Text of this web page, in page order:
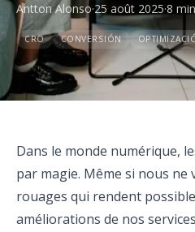
Antton Alonso·25 août 2025·8 min
CRO CONVERSIÓN
Dans le monde numérique,
par magie. Même si nous ne
rouages qui rendent
améliorations de nos